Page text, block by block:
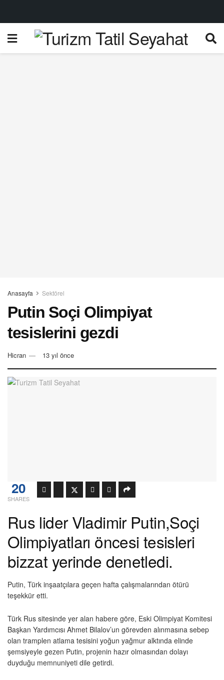
Anasayfa Sektörel
Putin Soçi Olimpiyat
tesislerini gezdi
Hicran 13 yıl önce
20
SHARES
Rus lider Vladimir Putin,Soçi
Olimpiyatları öncesi tesisleri
bizzat yerinde denetledi.
Putin, Türk inşaatçılara geçen hafta çalışmalarından ötürü
teşekkür etti.
Türk Rus sitesinde yer alan habere göre, Eski Olimpiyat Komitesi
Başkan Yardımcısı Ahmet Bilalov’un görevden alınmasına sebep
olan tramplen atlama tesisini yoğun yağmur alktında elinde
şemsiyeyle gezen Putin, projenin hazır olmasından dolayı
duyduğu memnuniyeti dile getirdi.